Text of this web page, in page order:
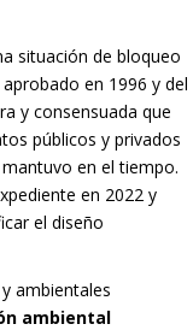
situación de bloqueo
en 1996 y del
y consensuada que
públicos y privados
en el tiempo.
en 2022 y
el diseño
ambientales
ambiental